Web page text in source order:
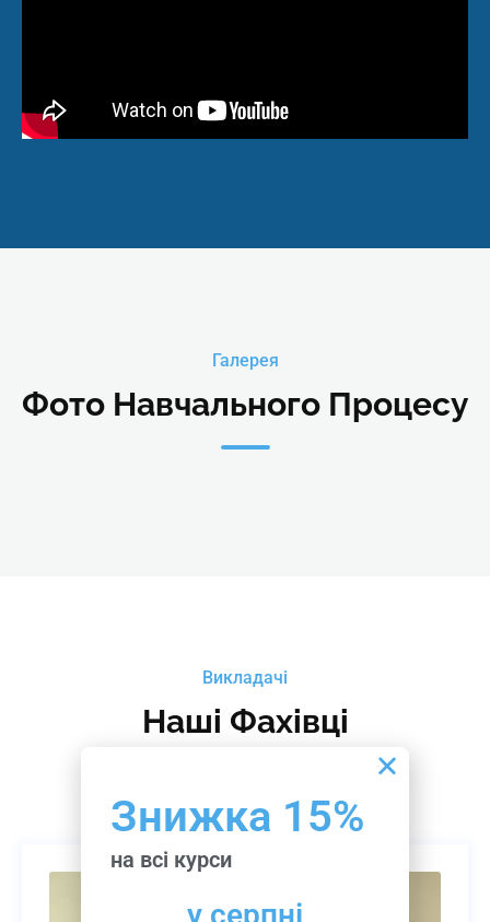
Загальна
кількість годин
– 4 академічних годин практики
Галерея
Фото Навчального Процесу
Викладачі
Наші Фахівці
Знижка 15%
на всі курси